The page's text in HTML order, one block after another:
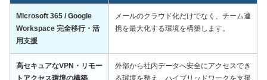
Microsoft 365 / Google
Workspace 完全移行・活
用支援
メールのクラウド化だけでなく、チーム連
携を最大化する環境を構築します。
高セキュアなVPN・リモー
トアクセス環境の構築
外部から社内データへ安全にアクセスでき
る環境を整え、ハイブリッドワークを支援